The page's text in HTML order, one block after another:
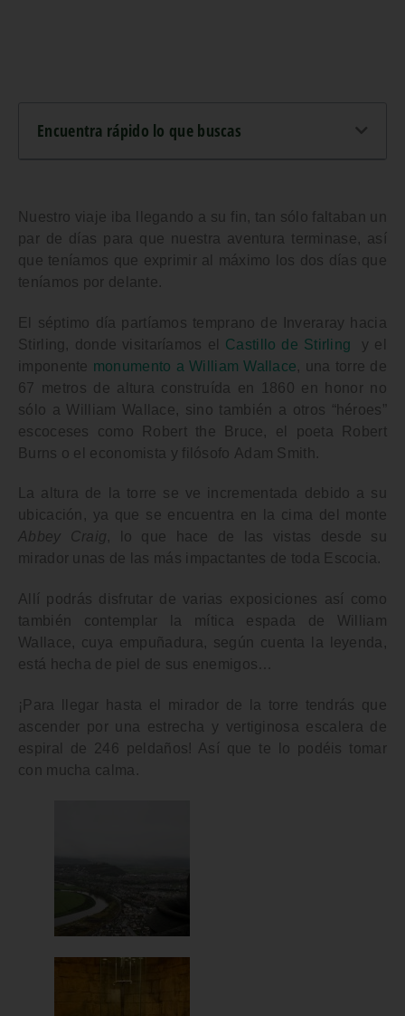
Encuentra rápido lo que buscas
Nuestro viaje iba llegando a su fin, tan sólo faltaban un
par de días para que nuestra aventura terminase, así
que teníamos que exprimir al máximo los dos días que
teníamos por delante.
El séptimo día partíamos temprano de Inveraray hacia
Stirling , donde visitaríamos el Castillo de Stirling y el
imponente monumento a William Wallace, una torre de
67 metros de altura construída en 1860 en honor no
sólo a William Wallace, sino también a otros “héroes”
escoceses como
Robert the Bruce, el poeta
Robert
Burns o el economista y filósofo Adam Smith .
La altura de la torre se ve incrementada debido a su
ubicación, ya que se encuentra en la cima del monte
Abbey Craig, lo que hace de las vistas desde su
mirador unas de las más impactantes de toda Escocia.
Allí podrás disfrutar de varias exposiciones así como
también contemplar la mítica espada de William
Wallace, cuya empuñadura, según cuenta la leyenda,
está hecha de piel de sus enemigos…
¡Para llegar hasta el mirador de la torre tendrás que
ascender por una estrecha y vertiginosa escalera de
espiral de 246 peldaños! Así que te lo podéis tomar
con mucha calma.